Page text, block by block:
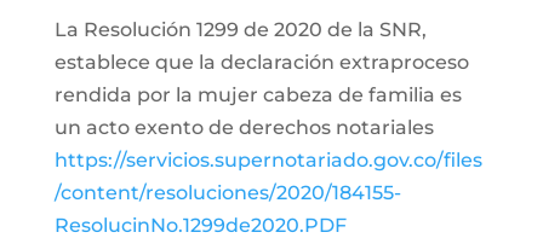
La Resolución 1299 de 2020 de la SNR,
establece que la declaración extraproceso
rendida por la mujer cabeza de familia es
un acto exento de derechos notariales
https://servicios.supernotariado.gov.co/files
/content/resoluciones/2020/184155-
ResolucinNo.1299de2020.PDF